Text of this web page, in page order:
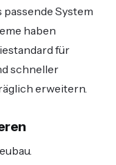
System
haben
für
schneller
erweitern.